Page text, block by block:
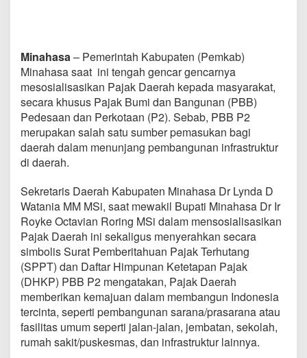
S
e
k
t
o
r
P
a
j
T
u
n
j
a
n
g
P
e
m
b
a
n
g
Minahasa– Pemerintah Kabupaten (Pemkab)
Minahasa saat ini tengah gencar gencarnya
mesosialisasikan Pajak Daerah kepada masyarakat,
secara khusus Pajak Bumi dan Bangunan (PBB)
Pedesaan dan Perkotaan (P2). Sebab, PBB P2
merupakan salah satu sumber pemasukan bagi
daerah dalam menunjang pembangunan infrastruktur
di daerah.
Sekretaris Daerah Kabupaten Minahasa Dr Lynda D
Watania MM MSi, saat mewakil Bupati Minahasa Dr Ir
Royke Octavian Roring MSi dalam mensosialisasikan
Pajak Daerah ini sekaligus menyerahkan secara
simbolis Surat Pemberitahuan Pajak Terhutang
(SPPT) dan Daftar Himpunan Ketetapan Pajak
(DHKP) PBB P2 mengatakan, Pajak Daerah
memberikan kemajuan dalam membangun Indonesia
tercinta, seperti pembangunan sarana/prasarana atau
fasilitas umum seperti jalan-jalan, jembatan, sekolah,
rumah sakit/puskesmas, dan infrastruktur lainnya.